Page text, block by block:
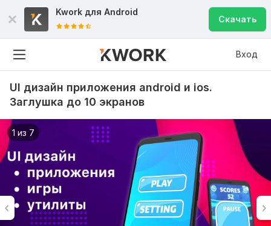
Kwork для Android
Скачать
Вход
UI дизайн приложения android и ios.
Заглушка до 10 экранов
1 из 7